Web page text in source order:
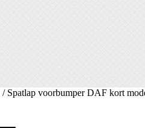
/ Spatlap voorbumper DAF kort